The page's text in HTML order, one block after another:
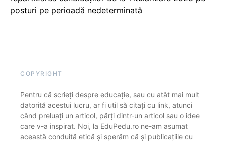
posturi pe perioadă nedeterminată
COPYRIGHT
Pentru că scrieți despre educație, sau cu atât mai mult
datorită acestui lucru, ar fi util să citați cu link, atunci
când preluați un articol, părți dintr-un articol sau o idee
care v-a inspirat. Noi, la EduPedu.ro ne-am asumat
această conduită etică și sperăm că și publicațiile cu